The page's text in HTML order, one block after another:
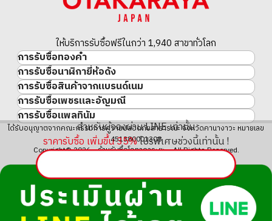
สำหรับผู้จองผ่าน LINE เท่านั้น
ราคารับซื้อ เพิ่มขึ้น35%โปรพิเศษช่วงนี้เท่านั้น !
ให้บริการรับซื้อฟรีในกว่า 1,940 สาขาทั่วโลก
การรับซื้อทองคำ
ทองคำ
ทองคำแท่ง
เหรียญทองคำ/เหรียญเงิน
ประวัติราคาทองคำ 10 ปี
ทองรูปพรรณ
แหวนทอง
สร้อยคอทอง・จี้ทอง
การรับซื้อนาฬิกายี่ห้อดัง
นาฬิกาแบรนด์เนม
Rolex
Patek Philippe
Audemars Piguet
Vacheron Constantin
A. Lange & Söhne
Breguet
การรับซื้อสินค้าจากแบรนด์เนม
สินค้าแบรนด์เนม
Cartier
LOUIS VUITTON
Hermès
CHANEL
CELINE
Fendi
Dior
การรับซื้อเพชรและอัญมณี
อัญมณี
เพชร
มรกต
ไพลิน
ทับทิม
การรับซื้อแพลทินัม
แพลทินัม
ได้รับอนุญาตจากคณะกรรมการความปลอดภัยสาธารณะ จังหวัดคานางาวะ หมายเลข
451380001308
Copyright© 2026 ร้านรับซื้อโอทาคาระยะ All Rights Reserved.